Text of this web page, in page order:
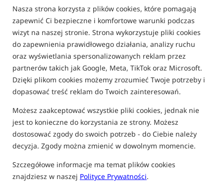
Nasza strona korzysta z plików cookies, które pomagają
zapewnić Ci bezpieczne i komfortowe warunki podczas
wizyt na naszej stronie. Strona wykorzystuje pliki cookies
do zapewnienia prawidłowego działania, analizy ruchu
oraz wyświetlania spersonalizowanych reklam przez
partnerów takich jak Google, Meta, TikTok oraz Microsoft.
Dzięki plikom cookies możemy zrozumieć Twoje potrzeby i
dopasować treść reklam do Twoich zainteresowań.
Możesz zaakceptować wszystkie pliki cookies, jednak nie
jest to konieczne do korzystania ze strony. Możesz
dostosować zgody do swoich potrzeb - do Ciebie należy
decyzja. Zgody można zmienić w dowolnym momencie.
Szczegółowe informacje ma temat plików cookies
znajdziesz w naszej Polityce Prywatności.
tylko produkty na"naszym magazynie"
(część opcji mogła zostać ukryta przez wybrany sposób filtrowania)